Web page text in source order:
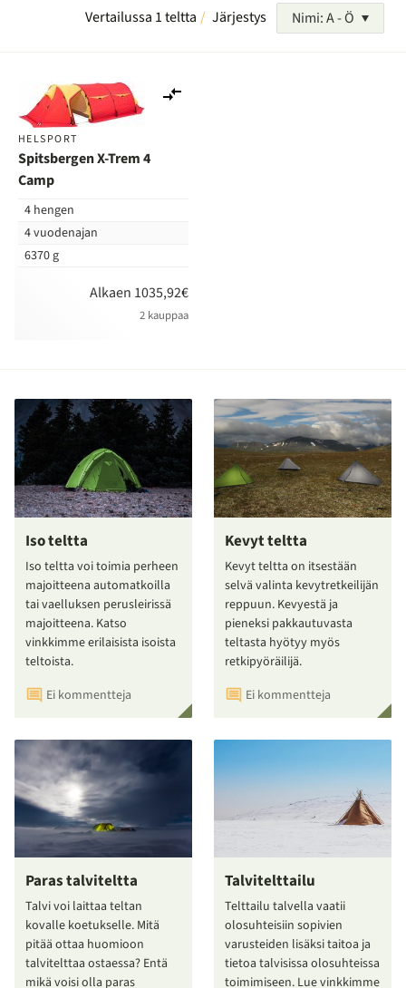
Vertailussa 1 teltta Järjestys Nimi: A - Ö
HELSPORT
Spitsbergen X-Trem 4
Camp
4 hengen
4 vuodenajan
6370 g
Alkaen 1035,92€
2 kauppaa
Iso teltta
Iso teltta voi toimia perheen
majoitteena automatkoilla
tai vaelluksen perusleirissä
majoitteena. Katso
vinkkimme erilaisista isoista
teltoista.
Ei kommentteja
Kevyt teltta
Kevyt teltta on itsestään
selvä valinta kevytretkeilijän
reppuun. Kevyestä ja
pieneksi pakkautuvasta
teltasta hyötyy myös
retkipyöräilijä.
Ei kommentteja
Paras talviteltta
Talvi voi laittaa teltan
kovalle koetukselle. Mitä
pitää ottaa huomioon
talvitelttaa ostaessa? Entä
mikä voisi olla paras
Talvitelttailu
Telttailu talvella vaatii
olosuhteisiin sopivien
varusteiden lisäksi taitoa ja
tietoa talvisissa olosuhteissa
toimimiseen. Lue vinkkimme